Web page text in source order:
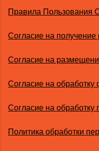
Правила Пользования
Согласие на получение
Согласие на
Согласие на
Согласие на
Политика обработки